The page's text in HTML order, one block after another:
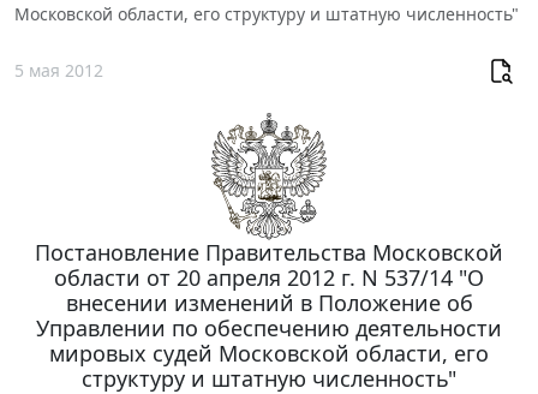
Московской области, его структуру и штатную численность"
5 мая 2012
Постановление Правительства Московской
области от 20 апреля 2012 г. N 537/14 "О
внесении изменений в Положение об
Управлении по обеспечению деятельности
мировых судей Московской области, его
структуру и штатную численность"